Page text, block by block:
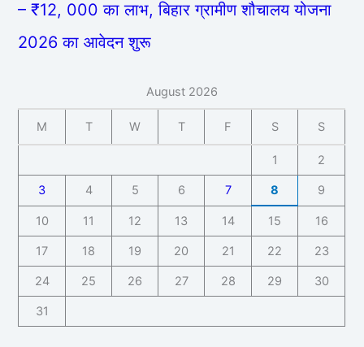
– ₹12, 000 का लाभ, बिहार ग्रामीण शौचालय योजना
2026 का आवेदन शुरू
August 2026
M T W T F S S
1 2
3 4 5 6 7 8 9
10 11 12 13 14 15 16
17 18 19 20 21 22 23
24 25 26 27 28 29 30
31